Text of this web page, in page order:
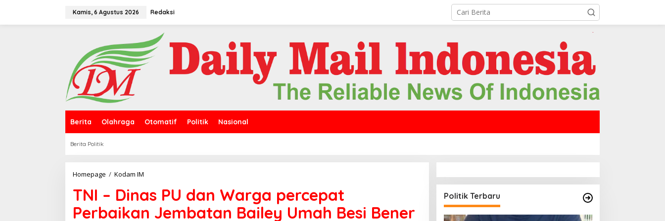
Kamis, 6 Agustus 2026 Redaksi
Berita Olahraga Otomatif Politik Nasional
Berita Politik
Homepage / Kodam IM
I
-
D
TNI – Dinas PU dan Warga percepat
Perbaikan Jembatan Bailey Umah Besi Bener
Politik Terbaru